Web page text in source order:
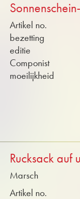
Artikel no.
bezetting
editie
Componist
moeilijkheid
Rucksack auf
Marsch
Artikel no.